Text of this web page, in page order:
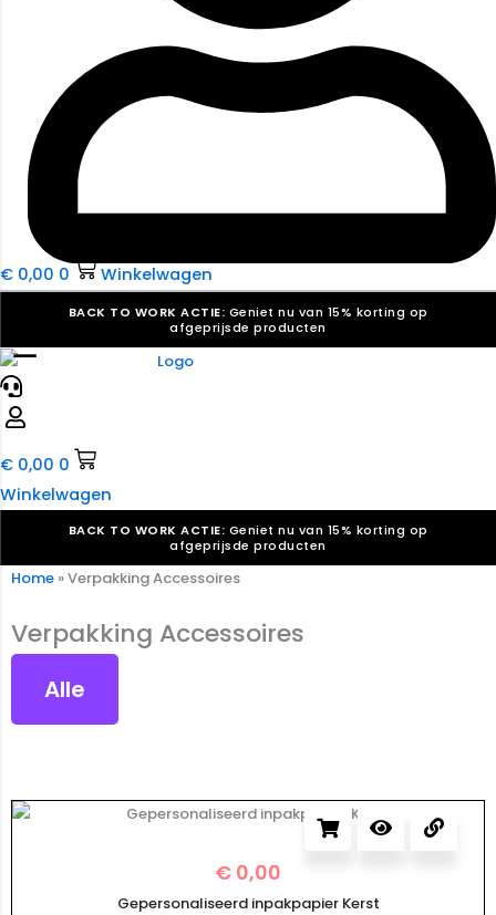
€ 0,00 0 Winkelwagen
BACK TO WORK ACTIE: Geniet nu van 15% korting op
afgeprijsde producten
Verkiezingsdrukwerk nodig? Maak indruk, win stemmen.
☰
€ 0,00 0
Winkelwagen
BACK TO WORK ACTIE: Geniet nu van 15% korting op
afgeprijsde producten
Verkiezingsdrukwerk nodig? Maak indruk, win stemmen.
Speciaal verzoek? We maken graag een offerte die
Home »Verpakking Accessoires
Verpakking Accessoires
Alle
€ 0,00
Gepersonaliseerd inpakpapier Kerst